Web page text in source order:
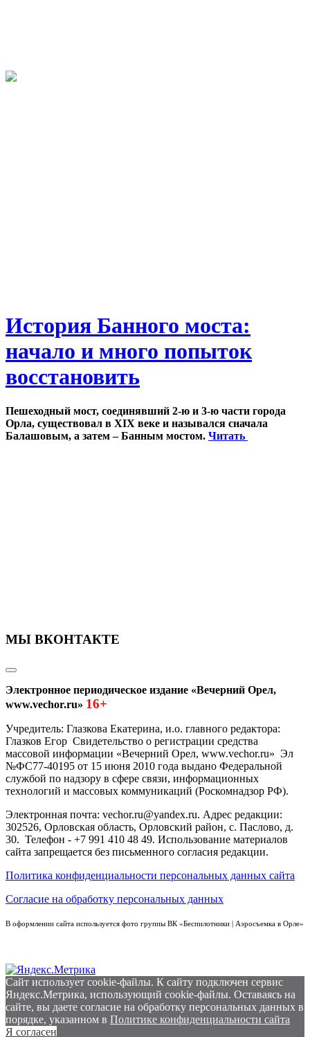
История Банного моста:
начало и много попыток
восстановить
Пешеходный мост, соединявший 2-ю и 3-ю части города
Орла, существовал в XIX веке и назывался сначала
Балашовым, а затем – Банным мостом. Читать
МЫ ВКОНТАКТЕ
Электронное периодическое издание «Вечерний Орел,
www.vechor.ru» 16+
Учредитель: Глазкова Екатерина, и.о. главного редактора:
Глазков Егор Свидетельство о регистрации средства
массовой информации «Вечерний Орел, www.vechor.ru» Эл
№ФС77-40195 от 15 июня 2010 года выдано Федеральной
службой по надзору в сфере связи, информационных
технологий и массовых коммуникаций (Роскомнадзор РФ).
Электронная почта: vechor.ru@yandex.ru. Адрес редакции:
302526, Орловская область, Орловский район, с. Паслово, д.
30. Телефон - +7 991 410 48 49. Использование материалов
сайта запрещается без письменного согласия редакции.
Политика конфиденциальности персональных данных сайта
Согласие на обработку персональных данных
В оформлении сайта используется фото группы ВК «Беспилотники | Аэросъемка в Орле»
Сайт использует cookie-файлы. К cайту подключен сервис
Яндекс.Метрика, использующий cookie-файлы. Оставаясь на
сайте, вы даете согласие на обработку персональных данных в
порядке, указанном в Политике конфиденциальности сайта
Я согласен